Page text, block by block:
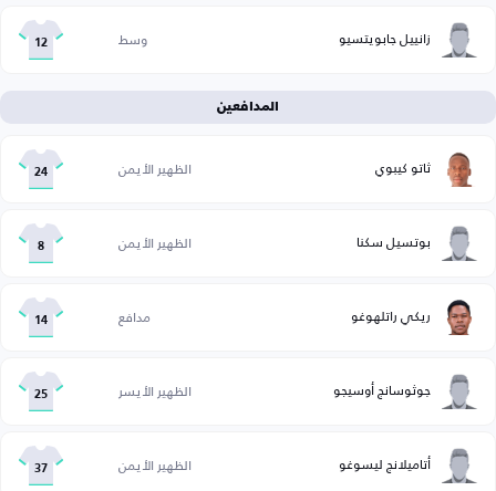
زانييل جابويتسيو وسط 12
المدافعين
ثاتو كيبوي الظهير الأيمن 24
بوتسيل سكنا الظهير الأيمن 8
ريكي راتلهوغو مدافع 14
جوثوسانج أوسيجو الظهير الأيسر 25
أتاميلانج ليسوغو الظهير الأيمن 37